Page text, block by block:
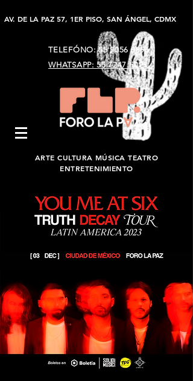
AV. DE LA PAZ 57, 1ER PISO, SAN ÁNGEL, CDMX
TELEFÓNO:55 9056 9896
WHATSAPP: 55 7247 5023
ARTE CULTURA MÚSICA TEATRO
ENTRETENIMIENTO